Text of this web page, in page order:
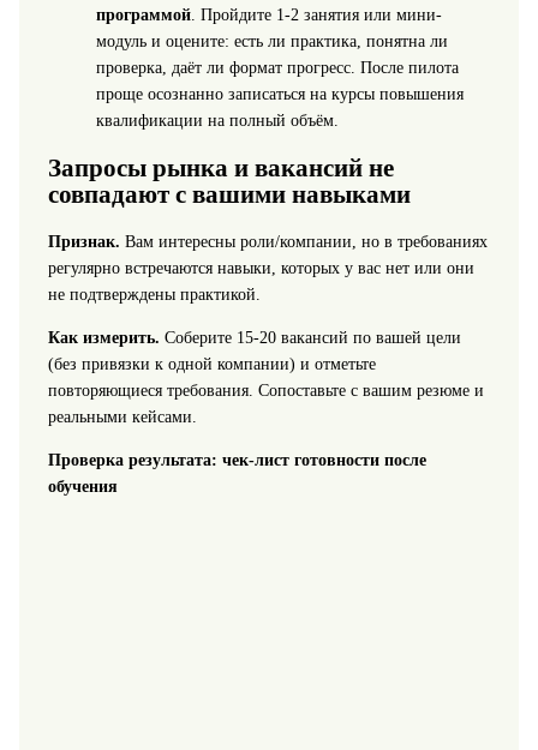
программой. Пройдите 1-2 занятия или мини-
модуль и оцените: есть ли практика, понятна ли
проверка, даёт ли формат прогресс. После пилота
проще осознанно записаться на курсы повышения
квалификации на полный объём.
Запросы рынка и вакансий не
совпадают с вашими навыками
Признак. Вам интересны роли/компании, но в требованиях
регулярно встречаются навыки, которых у вас нет или они
не подтверждены практикой.
Как измерить. Соберите 15-20 вакансий по вашей цели
(без привязки к одной компании) и отметьте
повторяющиеся требования. Сопоставьте с вашим резюме и
реальными кейсами.
Проверка результата: чек-лист готовности после
обучения